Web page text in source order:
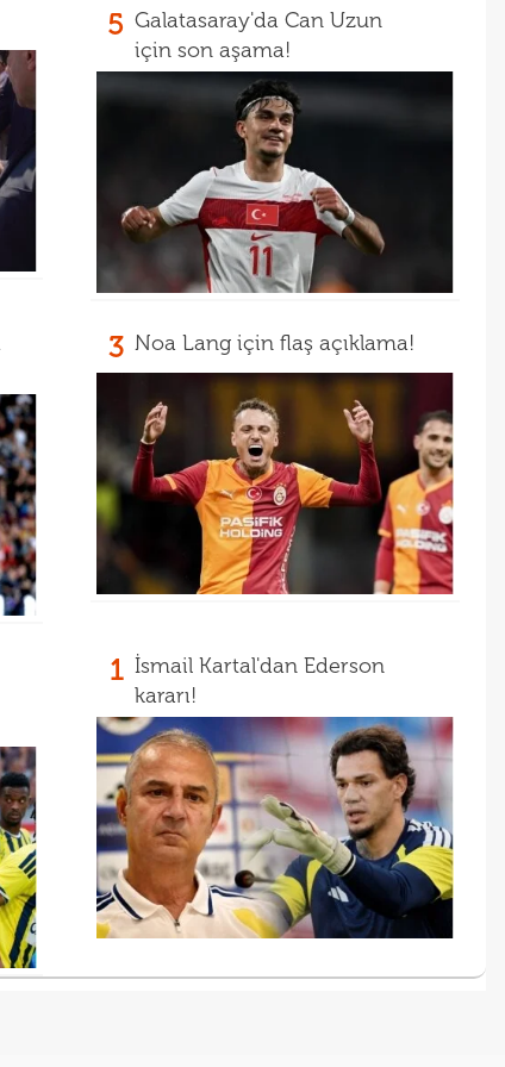
5 Galatasaray'da Can Uzun
için son aşama!
3 Noa Lang için flaş açıklama!
1 İsmail Kartal'dan Ederson
kararı!